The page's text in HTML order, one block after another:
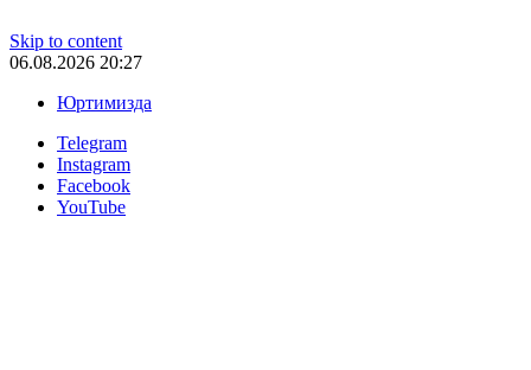
Skip to content
06.08.2026 20:27
Юртимизда
Telegram
Instagram
Facebook
YouTube